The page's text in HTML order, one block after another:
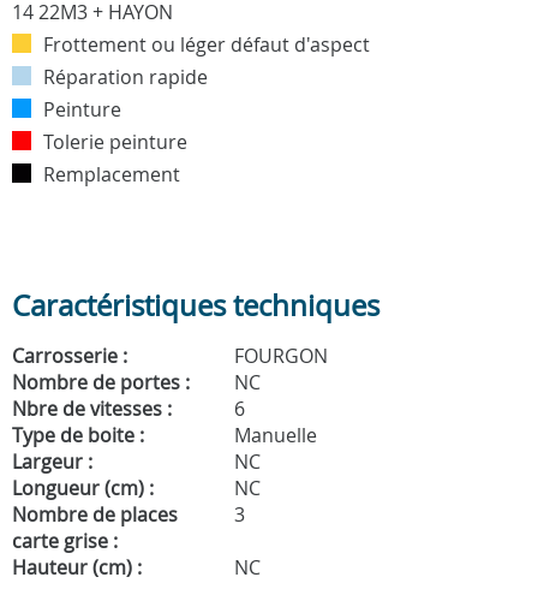
Frottement ou léger défaut d'aspect
Réparation rapide
Peinture
Tolerie peinture
Remplacement
Caractéristiques techniques
Carrosserie :
FOURGON
Nombre de portes :
NC
Nbre de vitesses :
6
Type de boite :
Manuelle
Largeur :
NC
Longueur (cm) :
NC
Nombre de places
carte grise :
3
Hauteur (cm) :
NC